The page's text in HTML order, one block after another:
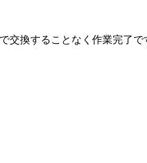
換することなく作業完了で